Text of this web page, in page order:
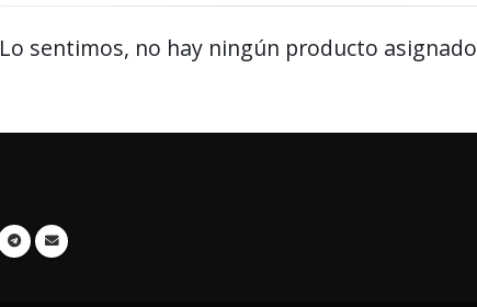
Lo sentimos, no hay ningún producto